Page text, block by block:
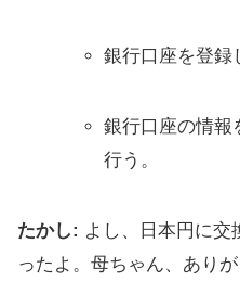
銀行口座を登録
銀行口座の情報
行う。
たかし: よし、日本円に交
ったよ。母ちゃん、ありが